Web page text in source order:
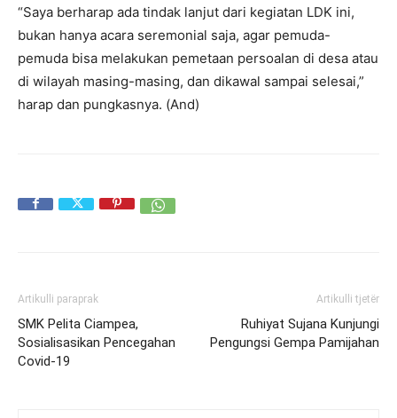
“Saya berharap ada tindak lanjut dari kegiatan LDK ini,
bukan hanya acara seremonial saja, agar pemuda-
pemuda bisa melakukan pemetaan persoalan di desa atau
di wilayah masing-masing, dan dikawal sampai selesai,”
harap dan pungkasnya. (And)
Artikulli paraprak
SMK Pelita Ciampea,
Sosialisasikan Pencegahan
Covid-19
Artikulli tjetër
Ruhiyat Sujana Kunjungi
Pengungsi Gempa Pamijahan